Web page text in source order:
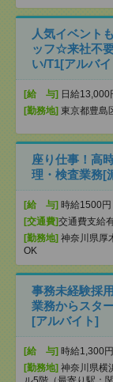
人気イベント
ッフ☆来社不
い/T1[アルバ
[給 与] 日給13,000
[勤務地] 東京都豊島
座り仕事！高
理・検査業務[
[給 与] 時給1500円
[交通費]交通費支給
[勤務地] 神奈川県
OK
事務未経験採
業務からスタ
[アルバイト]
[給 与] 時給1,300
[勤務地] 神奈川県横